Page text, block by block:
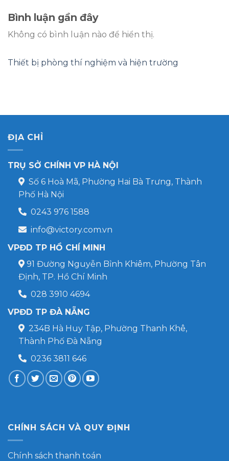
Bình luận gần đây
Không có bình luận nào để hiển thị.
Thiết bị phòng thí nghiệm và hiện trường
ĐỊA CHỈ
TRỤ SỞ CHÍNH VP HÀ NỘI
Số 6 Hoà Mã, Phường Hai Bà Trưng, Thành
Phố Hà Nội
0243 976 1588
info@victory.com.vn
VPĐD TP HỒ CHÍ MINH
91 Đường Nguyễn Bỉnh Khiêm, Phường Tân
Định, TP. Hồ Chí Minh
028 3910 4694
VPĐD TP ĐÀ NẴNG
234B Hà Huy Tập, Phường Thanh Khê,
Thành Phố Đà Nẵng
0236 3811 646
CHÍNH SÁCH VÀ QUY ĐỊNH
Chính sách thanh toán